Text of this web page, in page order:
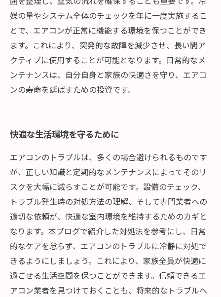
媒の量やシステム全体のチェックを年に一度実施するこ
とで、エアコンが正常に機能する環境を保つことができ
ます。これにより、突発的な故障を減少させ、長い間ア
クティブに使用することが可能となります。日常的なメ
ンテナンスは、自分自身と家族の快適さを守り、エアコ
ンの寿命を延ばすための投資です。
快適な生活環境を守るために
エアコンのトラブルは、多くの場合避けられるものです
が、正しい知識と定期的なメンテナンスによってそのリ
スクを大幅に減らすことが可能です。設備のチェック、
トラブル発生時の対処方法の理解、そして専門業者への
適切な依頼が、快適な室内環境を維持するためのカギと
なります。本ブログで紹介した対処法を参考にし、日常
的なケアを怠らず、エアコンのトラブルに冷静に対処で
きるようにしましょう。これにより、家族全員が快適に
過ごせる生活空間を保つことができます。信頼できるエ
アコン業者を見つけておくことも、将来的なトラブルへ